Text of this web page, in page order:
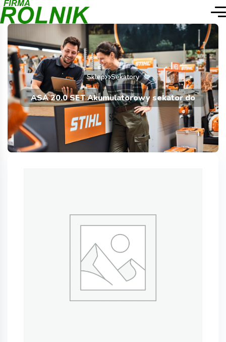
Sklep Sekatory
ASA 20.0 SET Akumulatorowy sekator do